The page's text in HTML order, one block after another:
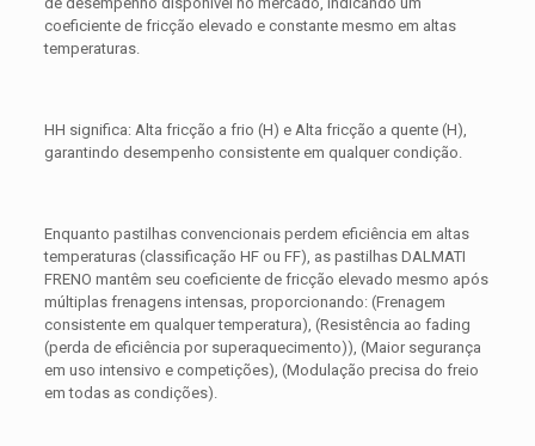
coeficiente de fricção elevado e constante mesmo em altas
temperaturas.
HH significa: Alta fricção a frio (H) e Alta fricção a quente (H),
garantindo desempenho consistente em qualquer condição.
Enquanto pastilhas convencionais perdem eficiência em altas
temperaturas (classificação HF ou FF), as pastilhas DALMATI
FRENO mantêm seu coeficiente de fricção elevado mesmo após
múltiplas frenagens intensas, proporcionando: (Frenagem
consistente em qualquer temperatura), (Resistência ao fading
(perda de eficiência por superaquecimento)), (Maior segurança
em uso intensivo e competições), (Modulação precisa do freio
em todas as condições).